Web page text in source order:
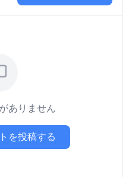
ありません
を投稿する